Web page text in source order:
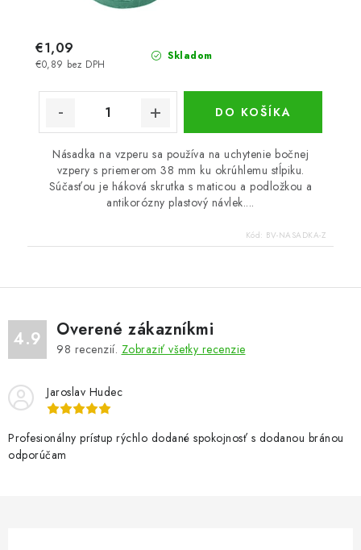
Skladom
€0,89 bez DPH
€1,09
DO KOŠÍKA
Násadka na vzperu sa používa na uchytenie bočnej
vzpery s priemerom 38 mm ku okrúhlemu stĺpiku.
Súčasťou je háková skrutka s maticou a podložkou a
antikorózny plastový návlek....
Kód: BV-NASADKA-Z
4.9 Overené zákazníkmi
98 recenzií. Zobraziť všetky recenzie
Jaroslav Hudec
Profesionálny prístup rýchlo dodané spokojnosť s dodanou bránou
odporúčam